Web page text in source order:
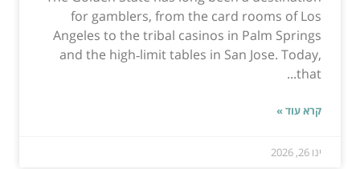
for gamblers, from the card rooms of Los
Angeles to the tribal casinos in Palm Springs
and the high‑limit tables in San Jose. Today,
that...
קרא עוד »
ינו 26, 2026